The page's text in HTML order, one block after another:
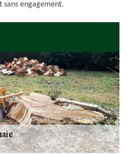
sans engagement.